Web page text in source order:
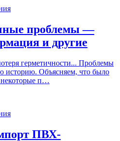
проблемы —
и другие
герметичности... Проблемы
Объясняем, что было
некоторые п…
ПВХ-